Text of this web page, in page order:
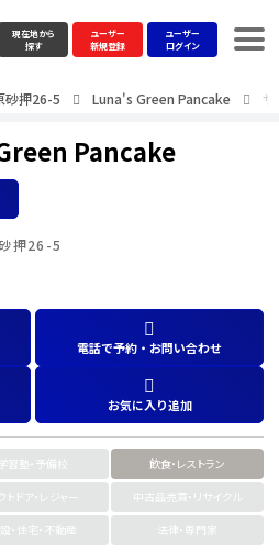
現在地から
探す
ユーザー
新規登録
ユーザー
ログイン
砂押26-5 Luna's Green Pancake サ
Pancake
押26-5
電話で予約・お問い合わせ
お気に入り追加
学習塾・予備校
飲食・レストラン
ウトドア・レジャー
中古品売買・リサイクル
・住宅・不動産
法律・専門家